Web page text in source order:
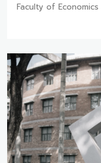
Faculty of Economics